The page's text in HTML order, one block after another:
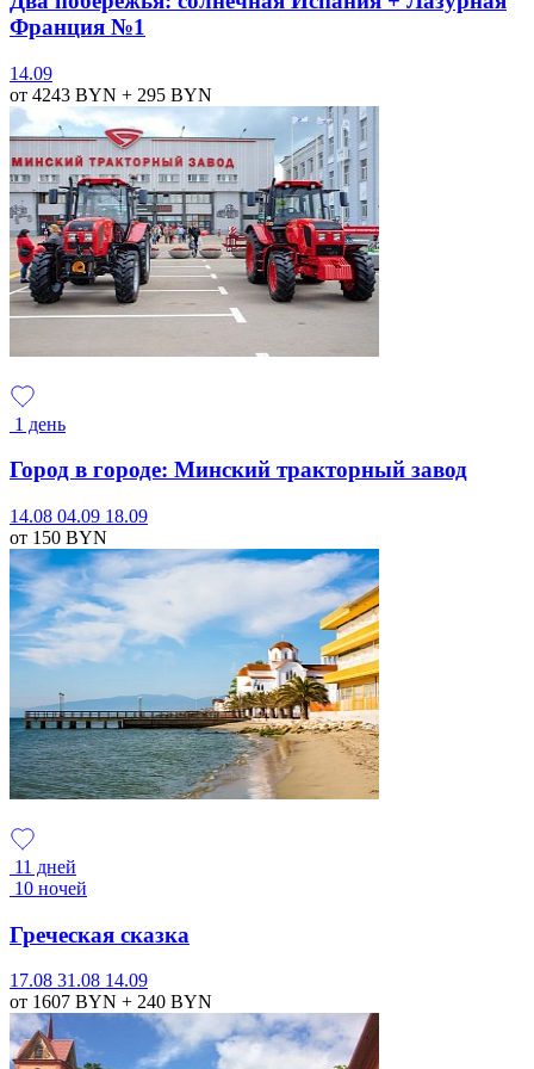
Франция №1
14.09
от 4243 BYN + 295 BYN
1 день
Город в городе: Минский тракторный завод
14.08 04.09 18.09
от 150 BYN
11 дней
10 ночей
Греческая сказка
17.08 31.08 14.09
от 1607 BYN + 240 BYN